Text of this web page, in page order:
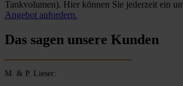
Tankvolumen). Hier können Sie jederzeit ein
Angebot anfordern.
Das sagen unsere Kunden
M. & P. Lieser: